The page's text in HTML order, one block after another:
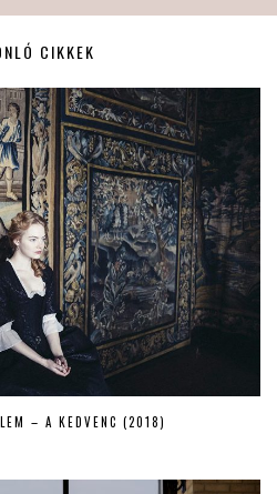
CIKKEK
– A KEDVENC (2018)